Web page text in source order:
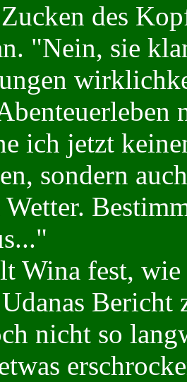
des
"Nein, sie
ich jetzt
sondern
Wetter.
Wina fest,
Bericht
nicht so